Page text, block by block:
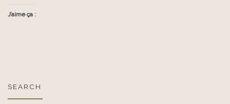
J’aime ça :
SEARCH